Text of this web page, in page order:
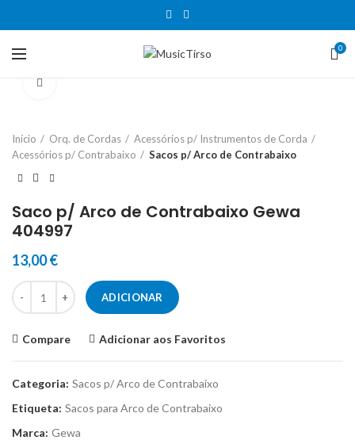
0
Início Orq. de Cordas
Acessórios p/ Instrumentos de Corda
Acessórios p/ Contrabaixo
Sacos p/ Arco de Contrabaixo
Saco p/ Arco de Contrabaixo Gewa
404997
13,00€
Quantidade de Saco p/ Arco de Contrabaixo Gewa 404997
ADICIONAR
Compare Adicionar aos Favoritos
Categoria: Sacos p/ Arco de Contrabaixo
Etiqueta: Sacos para Arco de Contrabaixo
Marca: Gewa